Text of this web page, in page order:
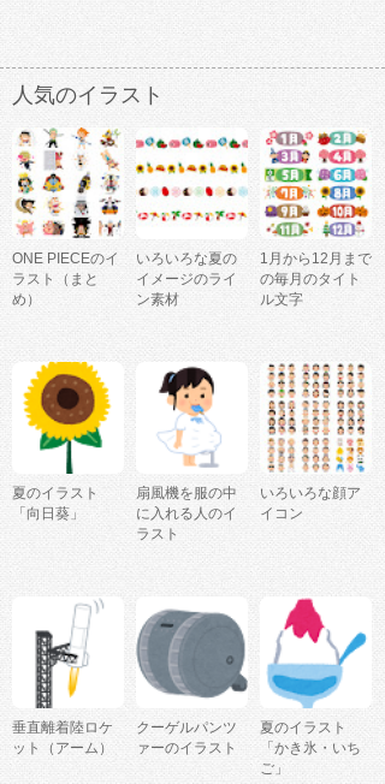
人気のイラスト
ONE PIECEのイ
ラスト（まと
め）
いろいろな夏の
イメージのライ
ン素材
1月から12月まで
の毎月のタイト
ル文字
夏のイラスト
「向日葵」
扇風機を服の中
に入れる人のイ
ラスト
いろいろな顔ア
イコン
垂直離着陸ロケ
ット（アーム）
クーゲルパンツ
ァーのイラスト
夏のイラスト
「かき氷・いち
ご」